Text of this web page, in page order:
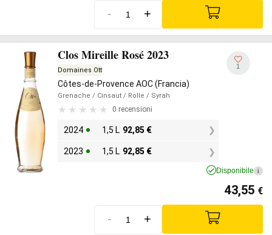
- +
Clos Mireille Rosé 2023
Domaines Ott
Côtes-de-Provence AOC (Francia)
Grenache / Cinsaut / Rolle / Syrah
0 recensioni
2024 1,5 L 92,85 €
2023 1,5 L 92,85 €
1
Disponibile i
43,55 €
- +